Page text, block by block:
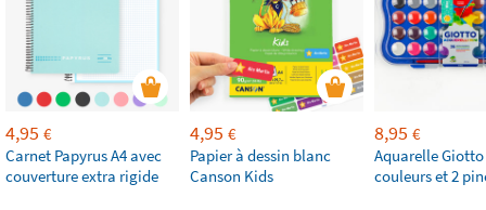
4,95 €
Carnet Papyrus A4 avec
couverture extra rigide
4,95 €
Papier à dessin blanc
Canson Kids
8,95 €
Aquarelle Giotto
couleurs et 2